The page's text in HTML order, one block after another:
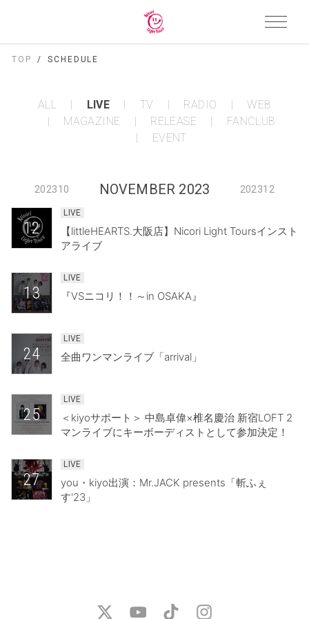
TOP SCHEDULE
ALL LIVE TV RADIO
WEB
MAGAZINE
RELEASE
FANCLUB
EVENT
202310 NOVEMBER 2023 202312
12
LIVE
【littleHEARTS.大阪店】Nicori Light Toursインスト
アライブ
13
LIVE
『VSニコリ！！～in OSAKA』
24
LIVE
全曲ワンマンライブ「arrival」
25
LIVE
＜kiyoサポート＞ 中島卓偉×椎名慶治 新宿LOFT 2
マンライブにキーボーディストとして参加決定！
27
LIVE
you・kiyo出演：Mr.JACK presents「斬ふぇ
す'23」